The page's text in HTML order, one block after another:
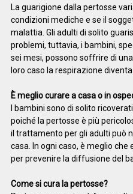
La guarigione dalla pertosse
condizioni mediche e se il
malattia. Gli adulti di solito
problemi, tuttavia, i bambini,
sei mesi, possono soffrire di
loro caso la respirazione
È meglio curare a casa o in
I bambini sono di solito
poiché la pertosse è più
il trattamento per gli adulti può
casa. In ogni caso, è meglio
per prevenire la diffusione del
Come si cura la pertosse?